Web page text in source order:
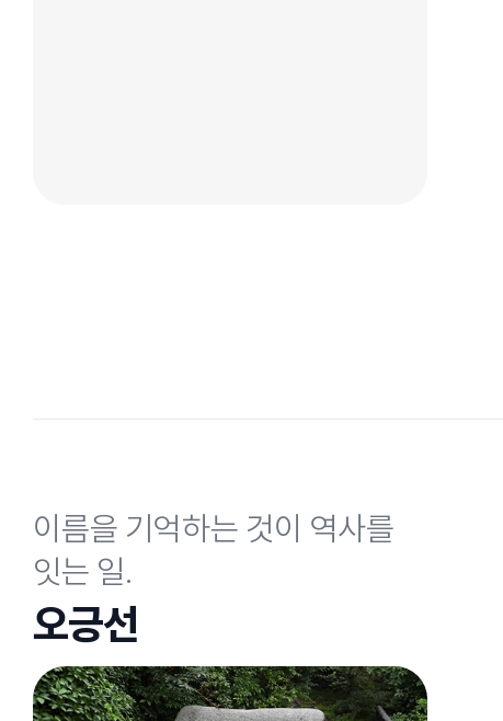
이름을 기억하는 것이 역사를
잇는 일.
오긍선